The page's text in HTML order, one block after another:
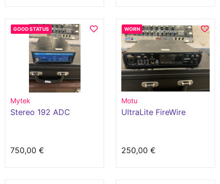
GOOD STATUS
Mytek
Stereo 192 ADC
750,00 €
WORN
Motu
UltraLite FireWire
250,00 €